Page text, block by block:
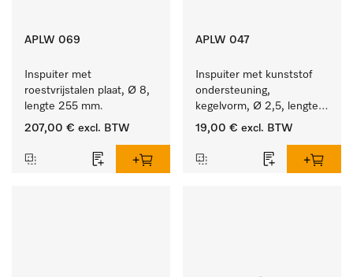
APLW 069
Inspuiter met
roestvrijstalen plaat, Ø 8,
lengte 255 mm.
207,00 € excl. BTW
APLW 047
Inspuiter met kunststof
ondersteuning,
kegelvorm, Ø 2,5, lengte
50 mm.
19,00 € excl. BTW